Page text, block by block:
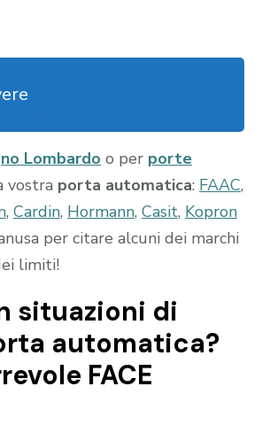
Lombardo o per porte
vostra porta automatica: FAAC,
, Cardin, Hormann, Casit, Kopron
per citare alcuni dei marchi
limiti!
situazioni di
automatica?
FACE